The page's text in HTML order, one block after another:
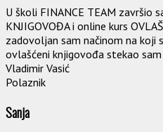
U školi FINANCE TEAM završio
KNJIGOVOĐA i online kurs
zadovoljan sam načinom na koji
ovlašćeni knjigovođa stekao sam
Vladimir Vasić
Polaznik
Sanja